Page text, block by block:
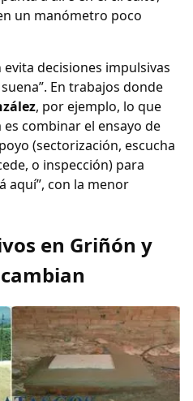
un manómetro poco
decisiones impulsivas
En trabajos donde
, por ejemplo, lo que
combinar el ensayo de
(sectorización, escucha
o inspección) para
aquí”, con la menor
en Griñón y